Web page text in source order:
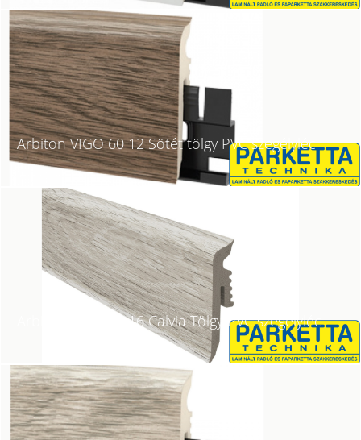
Arbiton VIGO 60 12 Sötét tölgy PVC szegélyléc
Arbiton VIGO 60 16 Calvia Tölgy PVC szegélyléc